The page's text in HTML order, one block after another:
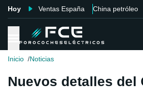
Hoy Ventas España China petróleo
Inicio Noticias
Nuevos detalles del